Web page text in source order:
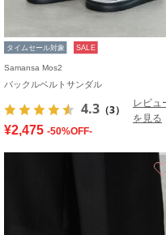
タイムセール対象 SALE
Samansa Mos2
バックルベルトサンダル
4.3 （3）
レビュ
を見る
¥2,475 -50%OFF-